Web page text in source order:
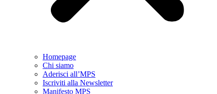
Homepage
Chi siamo
Aderisci all’MPS
Iscriviti alla Newsletter
Manifesto MPS